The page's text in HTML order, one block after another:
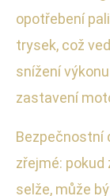
opotřebení
trysek, což
snížení
zastavení
Bezpečnostní
zřejmé:
selže, může